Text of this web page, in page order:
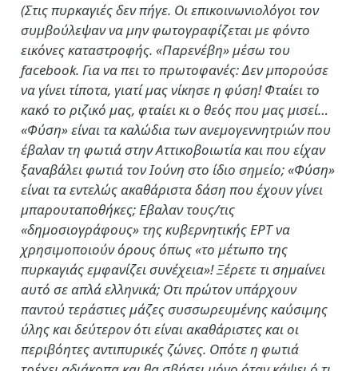
(Στις πυρκαγιές δεν πήγε. Οι επικοινωνιολόγοι τον
συμβούλεψαν να μην φωτογραφίζεται με φόντο
εικόνες καταστροφής. «Παρενέβη» μέσω του
facebook. Για να πει το πρωτοφανές: Δεν μπορούσε
να γίνει τίποτα, γιατί μας νίκησε η φύση! Φταίει το
κακό το ριζικό μας, φταίει κι ο θεός που μας μισεί…
«Φύση» είναι τα καλώδια των ανεμογεννητριών που
έβαλαν τη φωτιά στην Αττικοβοιωτία και που είχαν
ξαναβάλει φωτιά τον Ιούνη στο ίδιο σημείο; «Φύση»
είναι τα εντελώς ακαθάριστα δάση που έχουν γίνει
μπαρουταποθήκες; Εβαλαν τους/τις
«δημοσιογράφους» της κυβερνητικής ΕΡΤ να
χρησιμοποιούν όρους όπως «το μέτωπο της
πυρκαγιάς εμφανίζει συνέχεια»! Ξέρετε τι σημαίνει
αυτό σε απλά ελληνικά; Οτι πρώτον υπάρχουν
παντού τεράστιες μάζες συσσωρευμένης καύσιμης
ύλης και δεύτερον ότι είναι ακαθάριστες και οι
περιβόητες αντιπυρικές ζώνες. Οπότε η φωτιά